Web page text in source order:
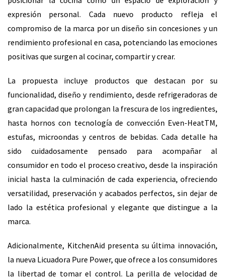
expresión personal. Cada nuevo producto refleja el
compromiso de la marca por un diseño sin concesiones y un
rendimiento profesional en casa, potenciando las emociones
positivas que surgen al cocinar, compartir y crear.
La propuesta incluye productos que destacan por su
funcionalidad, diseño y rendimiento, desde refrigeradoras de
gran capacidad que prolongan la frescura de los ingredientes,
hasta hornos con tecnología de convección Even-HeatTM,
estufas, microondas y centros de bebidas. Cada detalle ha
sido cuidadosamente pensado para acompañar al
consumidor en todo el proceso creativo, desde la inspiración
inicial hasta la culminación de cada experiencia, ofreciendo
versatilidad, preservación y acabados perfectos, sin dejar de
lado la estética profesional y elegante que distingue a la
marca.
Adicionalmente, KitchenAid presenta su última innovación,
la nueva Licuadora Pure Power, que ofrece a los consumidores
la libertad de tomar el control. La perilla de velocidad de